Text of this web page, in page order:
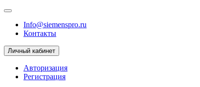
Info@siemenspro.ru
Контакты
Личный кабинет
Авторизация
Регистрация